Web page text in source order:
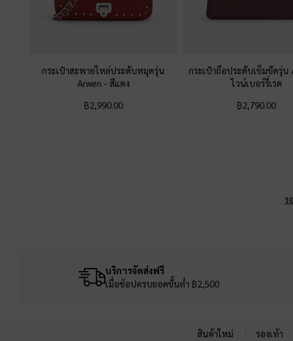
กระเป๋าสะพายไหล่ประดับหมุดรุ่น
Arwen - สีแดง
฿2,990.00
กระเป๋าถือประดับเข็มขัดรุ่น
ไวน์เบอร์รี่เรด
฿2,790.00
ร
บริการจัดส่งฟรี
เมื่อช้อปครบยอดขั้นต่ำ ฿2,500
สินค้าใหม่ รองเท้า